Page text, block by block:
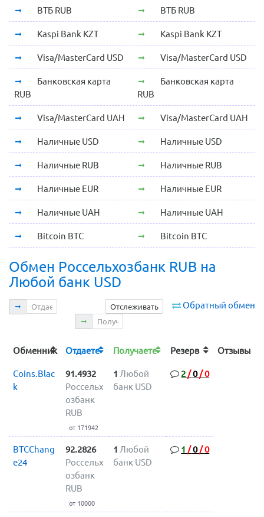
ВТБ RUB ВТБ RUB
Kaspi Bank KZT Kaspi Bank KZT
Visa/MasterCard USD Visa/MasterCard USD
Банковская карта
RUB
Банковская карта
RUB
Visa/MasterCard UAH Visa/MasterCard UAH
Наличные USD Наличные USD
Наличные RUB Наличные RUB
Наличные EUR Наличные EUR
Наличные UAH Наличные UAH
Bitcoin BTC Bitcoin BTC
Обмен Россельхозбанк RUB на
Любой банк USD
Обратный обмен
Отслеживать
Отдаете
Получаете
Обменник Отдаете Получаете Резерв Отзывы
Coins.Blac
k
91.4932
Россельх
озбанк
RUB
от 171942
1 Любой
банк USD
2/0/0
BTCChang
e24
92.2826
Россельх
озбанк
RUB
от 10000
1 Любой
банк USD
1/0/0